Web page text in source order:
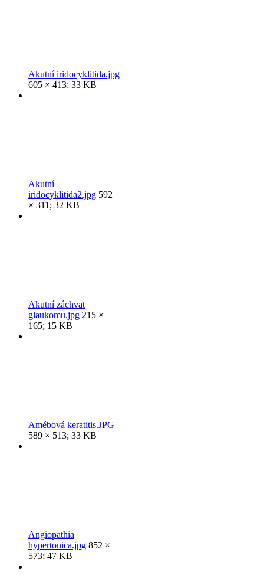
Akutní iridocyklitida.jpg
605 × 413; 33 KB
Akutní
iridocyklitida2.jpg 592
× 311; 32 KB
Akutní záchvat
glaukomu.jpg 215 ×
165; 15 KB
Amébová keratitis.JPG
589 × 513; 33 KB
Angiopathia
hypertonica.jpg 852 ×
573; 47 KB